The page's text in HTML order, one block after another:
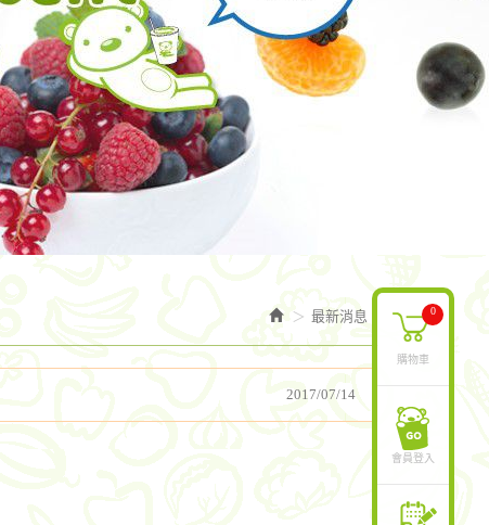
最新消息
2017/07/14
購物車
0
會員登入